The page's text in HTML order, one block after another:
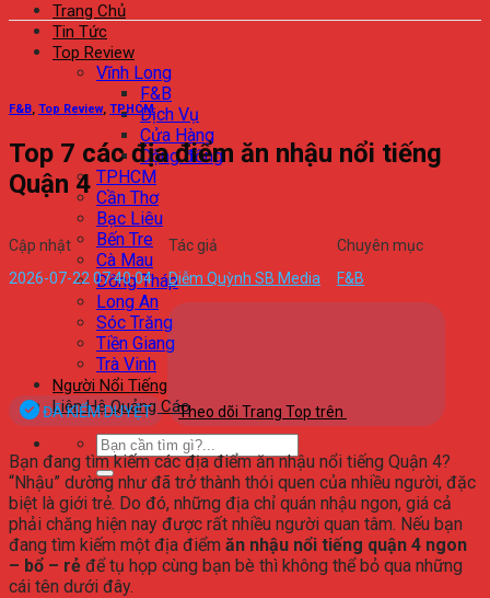
Trang Chủ
Tin Tức
Top Review
Vĩnh Long
F&B
Dịch Vụ
Cửa Hàng
Cộng đồng
TPHCM
Cần Thơ
Bạc Liêu
Bến Tre
Cà Mau
Đồng Tháp
Long An
Sóc Trăng
Tiền Giang
Trà Vinh
Người Nổi Tiếng
Liên Hệ Quảng Cáo
F&B, Top Review, TPHCM
Top 7 các địa điểm ăn nhậu nổi tiếng
Quận 4
Cập nhật
2026-07-22 07:40:04
Tác giả
Diễm Quỳnh SB Media
Chuyên mục
F&B
ĐÃ KIỂM DUYỆT Theo dõi Trang Top trên
Bạn đang tìm kiếm cácđịa điểm ăn nhậu nổi tiếng Quận 4?
“Nhậu” dường như đã trở thành thói quen của nhiều người, đặc
biệt là giới trẻ. Do đó, những địa chỉ quán nhậu ngon, giá cả
phải chăng hiện nay được rất nhiều người quan tâm. Nếu bạn
đang tìm kiếm một địa điểm ăn nhậu nổi tiếng quận 4 ngon
– bổ – rẻ để tụ họp cùng bạn bè thì không thể bỏ qua những
cái tên dưới đây.